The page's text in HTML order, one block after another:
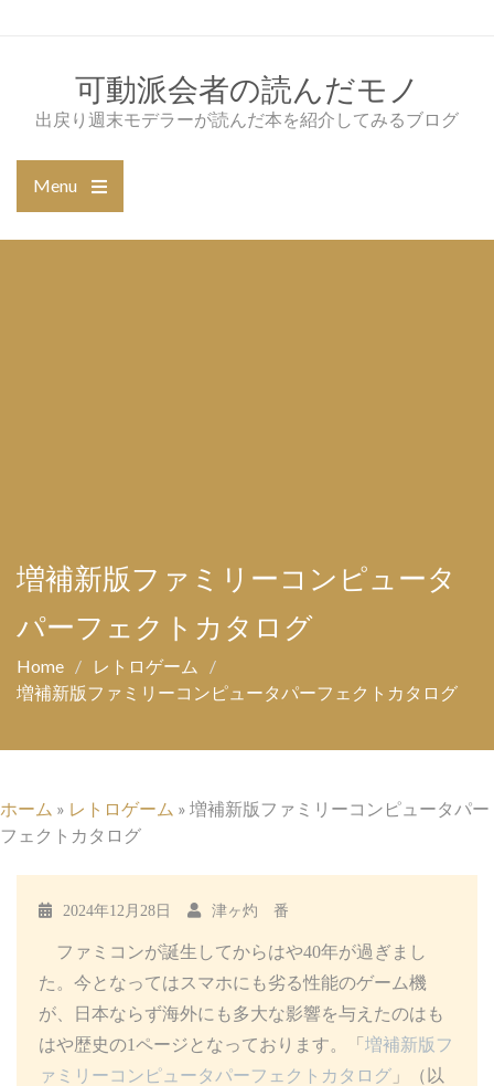
可動派会者の読んだモノ
出戻り週末モデラーが読んだ本を紹介してみるブログ
Menu
main
増補新版ファミリーコンピュータ
パーフェクトカタログ
Home
レトロゲーム
増補新版ファミリーコンピュータパーフェクトカタログ
ホーム » レトロゲーム » 増補新版ファミリーコンピュータパー
フェクトカタログ
2024年12月28日 津ヶ灼 番
ファミコンが誕生してからはや40年が過ぎまし
た。今となってはスマホにも劣る性能のゲーム機
が、日本ならず海外にも多大な影響を与えたのはも
はや歴史の1ページとなっております。「 増補新版フ
ァミリーコンピュータパーフェクトカタログ 」（以